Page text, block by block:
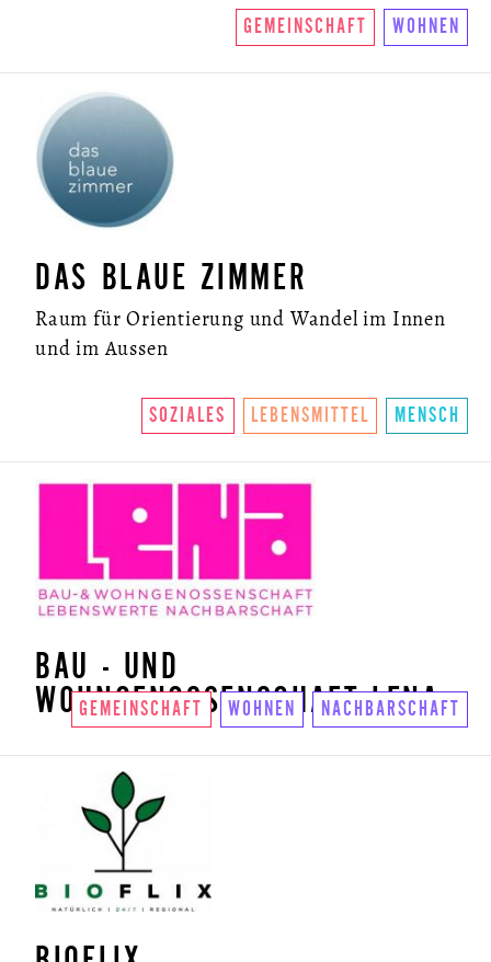
GEMEINSCHAFT WOHNEN
DAS BLAUE ZIMMER
Raum für Orientierung und Wandel im Innen
und im Aussen
SOZIALES LEBENSMITTEL MENSCH
BAU - UND
WOHNGENOSSENSCHAFT LENA
GEMEINSCHAFT WOHNEN NACHBARSCHAFT